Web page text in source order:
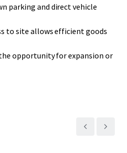
parking and direct vehicle
to site allows efficient goods
opportunity for expansion or